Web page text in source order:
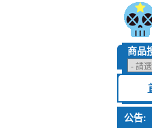
商品
公告:
節感恩回饋!!! 優惠時間 8月04日
1.【平